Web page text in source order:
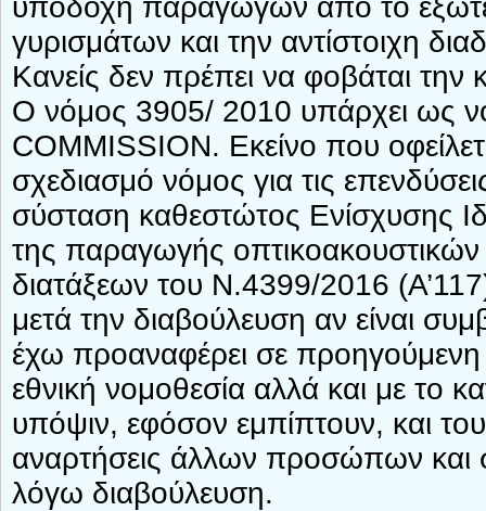
υποδοχή παραγωγών απο το
γυρισμάτων και την αντίστοιχη
Κανείς δεν πρέπει να φοβάται
Ο νόμος 3905/ 2010 υπάρχει ως
COMMISSION. Εκείνο που
σχεδιασμό νόμος για τις
σύσταση καθεστώτος Ενίσχυσης
της παραγωγής
διατάξεων του Ν.4399/2016
μετά την διαβούλευση αν είναι
έχω προαναφέρει σε
εθνική νομοθεσία αλλά και με το
υπόψιν, εφόσον εμπίπτουν, και
αναρτήσεις άλλων προσώπων και
λόγω διαβούλευση.